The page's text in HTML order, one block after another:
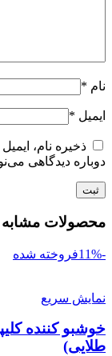
نام *
ایمیل *
ذخیره نام،
دوباره دیدگاهی
محصولات مشابه
-11% فروخته شده
نمایش سریع
طلایی)